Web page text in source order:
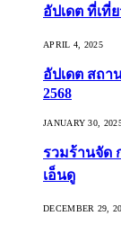
อัปเดต ที่เที่
APRIL 4, 2025
อัปเดต สถา
2568
JANUARY 30,
รวมร้านจัด
เอ็นดู
DECEMBER 29,